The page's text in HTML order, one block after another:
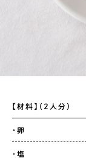
【材料】（2人分）
・卵
・塩